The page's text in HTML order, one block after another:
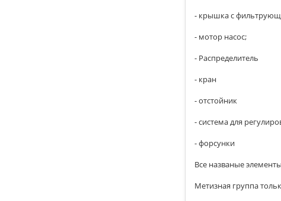
- крышка с
- мотор насос;
- Распределитель
- кран
- отстойник
- система для
- форсунки
Все названые
Метизная группа